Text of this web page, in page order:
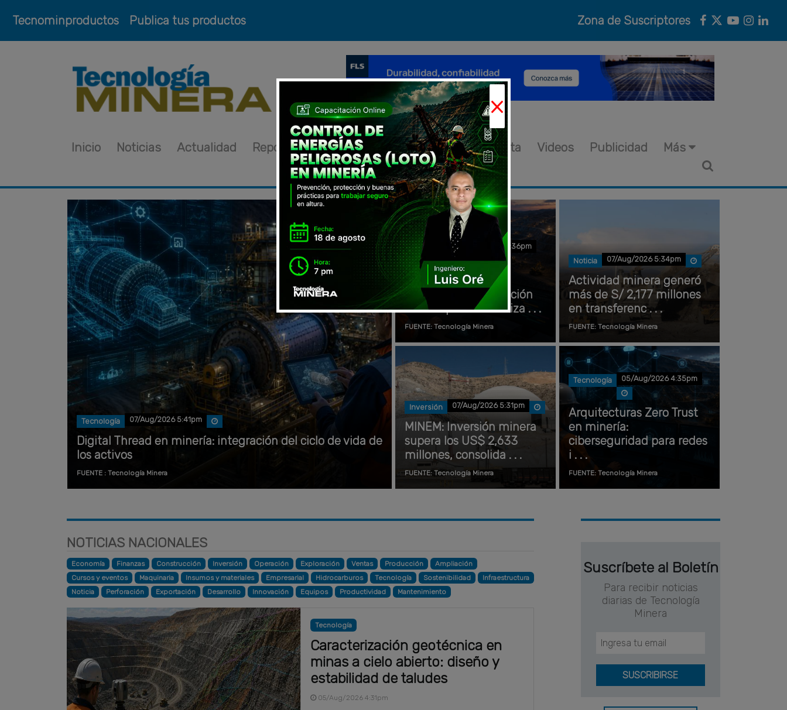
Tecnominproductos Publica tus productos Zona de Suscriptores
Inicio Noticias Actualidad Reportajes Novedades Eventos Entrevista Videos Publicidad Más
Tecnología 07/Aug/2026 5:41pm
Digital Thread en minería: integración del ciclo de vida de
los activos
FUENTE : Tecnología Minera
Tecnología 07/Aug/2026 5:36pm
Optimización de la
secuencia de extracción
minera para maximiza . . .
FUENTE: Tecnología Minera
Noticia 07/Aug/2026 5:34pm
Actividad minera generó
más de S/ 2,177 millones
en transferenc . . .
FUENTE: Tecnología Minera
Inversión 07/Aug/2026 5:31pm
MINEM: Inversión minera
supera los US$ 2,633
millones, consolida . . .
FUENTE: Tecnología Minera
Tecnología 05/Aug/2026 4:35pm
Arquitecturas Zero Trust
en minería:
ciberseguridad para redes
i . . .
FUENTE: Tecnología Minera
NOTICIAS NACIONALES
Economía Finanzas Construcción Inversión Operación Exploración Ventas Producción
Ampliación
Cursos y eventos
Maquinaria Insumos y materiales Empresarial Hidrocarburos Tecnología Sostenibilidad
Infraestructura
Noticia
Perforación Exportación Desarrollo Innovación Equipos Productividad Mantenimiento
Tecnología
Caracterización geotécnica en
minas a cielo abierto: diseño y
estabilidad de taludes
05/Aug/2026 4:31pm
Suscríbete al Boletín
Para recibir noticias
diarias de Tecnología
Minera
×